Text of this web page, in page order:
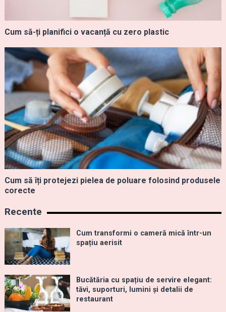
Cum să-ți planifici o vacanță cu zero plastic
Cum să îți protejezi pielea de poluare folosind produsele
corecte
Recente
Cum transformi o cameră mică într-un
spațiu aerisit
Bucătăria cu spațiu de servire elegant:
tăvi, suporturi, lumini și detalii de
restaurant